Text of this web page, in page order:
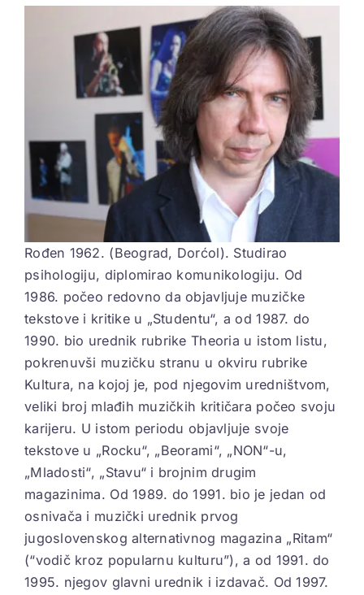
ELEKTROPIONIR
BEZ STRAHA
Rođen 1962. (Beograd, Dorćol). Studirao
psihologiju, diplomirao komunikologiju. Od
1986. počeo redovno da objavljuje muzičke
tekstove i kritike u „Studentu“, a od 1987. do
1990. bio urednik rubrike Theoria u istom listu,
pokrenuvši muzičku stranu u okviru rubrike
Kultura, na kojoj je, pod njegovim uredništvom,
veliki broj mlađih muzičkih kritičara počeo svoju
karijeru. U istom periodu objavljuje svoje
tekstove u „Rocku“, „Beorami“, „NON“-u,
„Mladosti“, „Stavu“ i brojnim drugim
magazinima. Od 1989. do 1991. bio je jedan od
osnivača i muzički urednik prvog
jugoslovenskog alternativnog magazina „Ritam“
(“vodič kroz popularnu kulturu”), a od 1991. do
1995. njegov glavni urednik i izdavač. Od 1997.